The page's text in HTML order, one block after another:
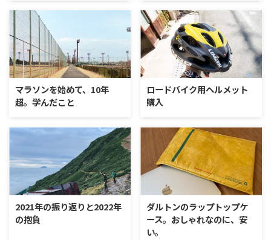
マラソンを始めて、10年
超。学んだこと
ロードバイク用ヘルメット
購入
2021年の振り返りと2022年
の抱負
ダルトンのラップトップケ
ース。おしゃれなのに、安
い。